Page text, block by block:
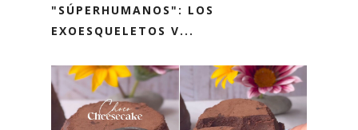
"SÚPERHUMANOS": LOS
EXOESQUELETOS V...